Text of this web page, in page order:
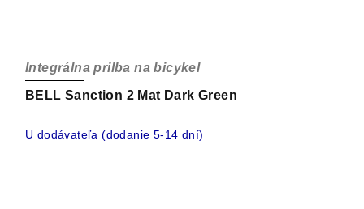
BELL Sanction 2 Mat Dark Green
Integrálna prilba na bicykel
U dodávateľa (dodanie 5-14 dní)